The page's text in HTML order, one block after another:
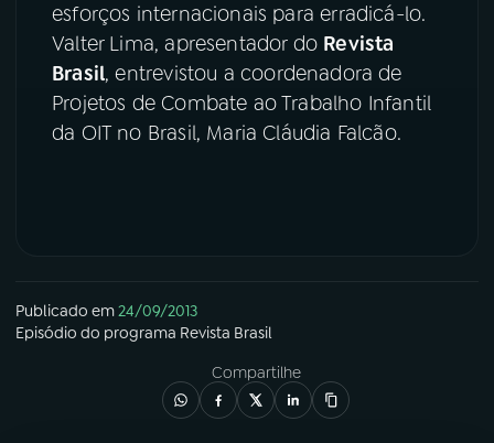
VIDEOCASTS
07ÚLTIMAS
Instagram
esforços internacionais para erradicá-lo.
Valter Lima, apresentador do Revista
Brasil, entrevistou a coordenadora de
Projetos de Combate ao Trabalho Infantil
da OIT no Brasil, Maria Cláudia Falcão.
Publicado em24/09/2013
Episódio do programa Revista Brasil
Compartilhe